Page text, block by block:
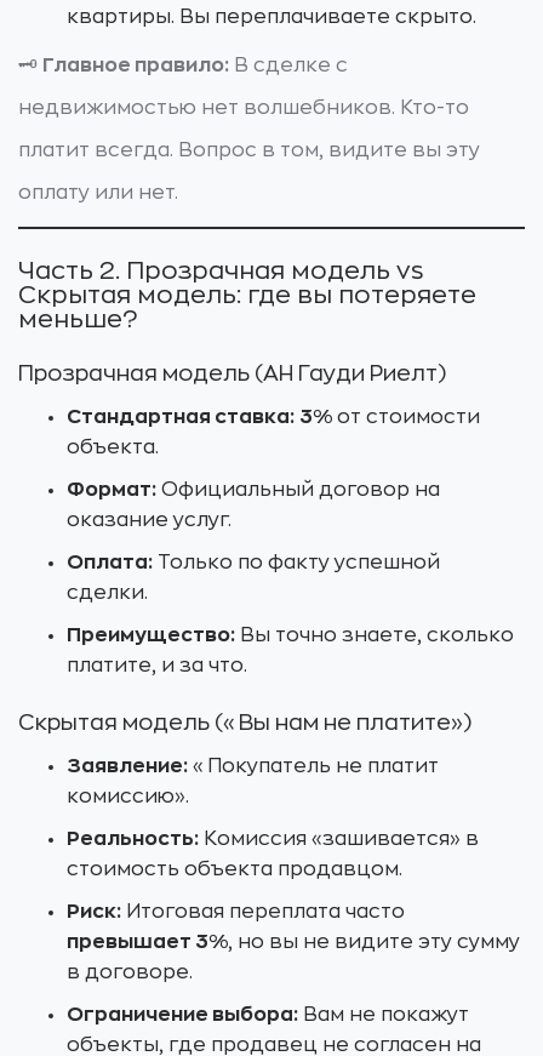
квартиры. Вы переплачиваете скрыто.
🗝️ Главное правило: В сделке с
недвижимостью нет волшебников. Кто-то
платит всегда. Вопрос в том, видите вы эту
оплату или нет.
Часть 2. Прозрачная модель vs
Скрытая модель: где вы потеряете
меньше?
Прозрачная модель (АН Гауди Риелт)
Стандартная ставка: 3% от стоимости
объекта.
Формат: Официальный договор на
оказание услуг.
Оплата: Только по факту успешной
сделки.
Преимущество: Вы точно знаете, сколько
платите, и за что.
Скрытая модель («Вы нам не платите»)
Заявление: «Покупатель не платит
комиссию».
Реальность: Комиссия «зашивается» в
стоимость объекта продавцом.
Риск: Итоговая переплата часто
превышает 3%, но вы не видите эту сумму
в договоре.
Ограничение выбора: Вам не покажут
объекты, где продавец не согласен на